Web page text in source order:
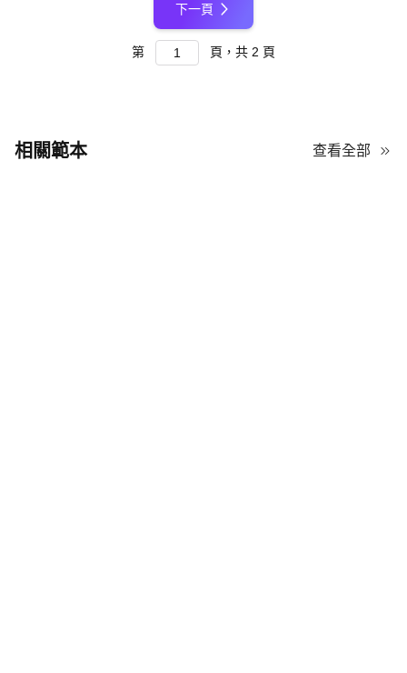
下一頁
第 頁，共 2 頁
相關範本 查看全部